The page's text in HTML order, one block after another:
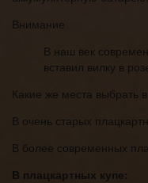
Внимание
В наш век
вставил вилку в
Какие же места выбрать
В очень старых
В более современных
В плацкартных купе: